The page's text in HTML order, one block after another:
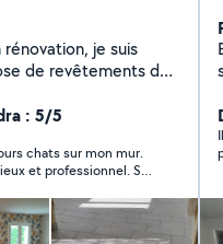
je suis
de revêtements de
de pose de
à me contacter
: 5/5
chats sur mon mur.
et professionnel. S'il